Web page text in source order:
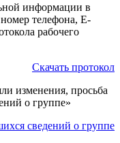
информации в
телефона, E-
рабочего
Скачать протокол
изменения, просьба
о группе»
сведений о группе